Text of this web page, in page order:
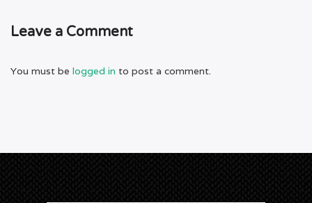
Leave a Comment
You must be logged in to post a comment.